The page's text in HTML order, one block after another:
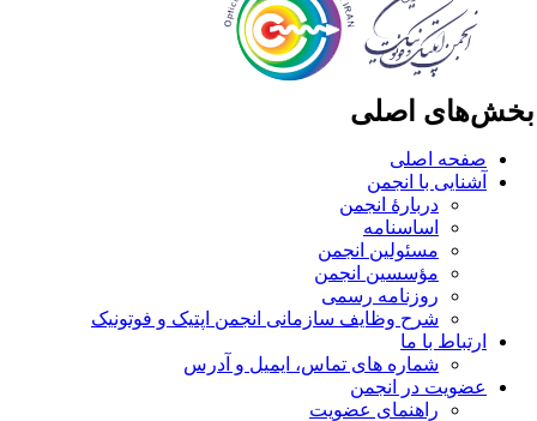
اصلی
صفحه اصلی
آشنایی با انجمن
دربارۀ انجمن
اساسنامه
مسئولین انجمن
مؤسسین انجمن
روزنامه رسمی
شرح وظایف سازمانی انجمن اپتیک و فوتونیک
ارتباط با ما
شماره های تماس، ایمیل و آدرس
عضویت در انجمن
راهنمای عضویت